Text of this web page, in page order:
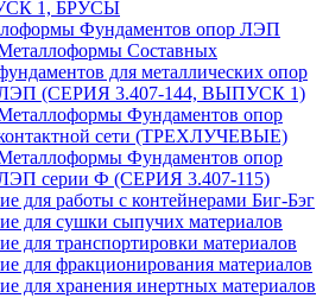
1, БРУСЫ
Фундаментов опор ЛЭП
Составных
для металлических опор
(СЕРИЯ 3.407-144, ВЫПУСК 1)
Фундаментов опор
сети (ТРЕХЛУЧЕВЫЕ)
Фундаментов опор
серии Ф (СЕРИЯ 3.407-115)
для работы с контейнерами Биг-Бэг
для сушки сыпучих материалов
для транспортировки материалов
для фракционирования материалов
для хранения инертных материалов